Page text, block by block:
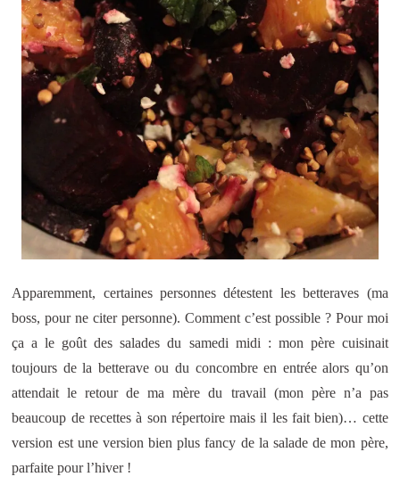
Apparemment, certaines personnes détestent les betteraves (ma
boss, pour ne citer personne). Comment c’est possible ? Pour moi
ça a le goût des salades du samedi midi : mon père cuisinait
toujours de la betterave ou du concombre en entrée alors qu’on
attendait le retour de ma mère du travail (mon père n’a pas
beaucoup de recettes à son répertoire mais il les fait bien)… cette
version est une version bien plus fancy de la salade de mon père,
parfaite pour l’hiver !